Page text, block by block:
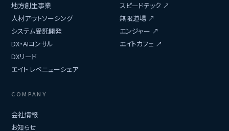
地方創生事業
人材アウトソーシング
システム受託開発
DX・AIコンサル
DXリード
エイト レベニューシェア
スピードテック ↗
無限道場 ↗
エンジャー ↗
エイトカフェ ↗
COMPANY
会社情報
お知らせ